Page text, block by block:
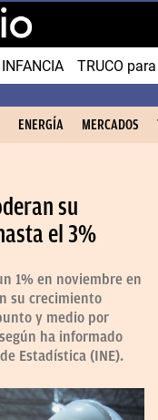
TRUCO
ENERGÍA MERCADOS
su
el 3%
1% en noviembre en
su crecimiento
y medio por
ha informado
Estadística (INE).